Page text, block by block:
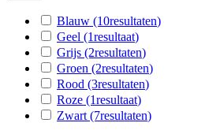
Blauw (10resultaten)
Geel (1resultaat)
Grijs (2resultaten)
Groen (2resultaten)
Rood (3resultaten)
Roze (1resultaat)
Zwart (7resultaten)